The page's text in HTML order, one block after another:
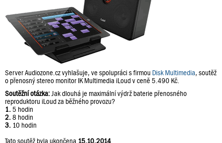
Server Audiozone.cz vyhlašuje, ve spolupráci s firmou Disk Multimedia, soutěž
o přenosný stereo monitor IK Multimedia iLoud v ceně 5.490 Kč.
Soutěžní otázka: Jak dlouhá je maximální výdrž baterie přenosného
reproduktoru iLoud za běžného provozu?
1. 5 hodin
2. 8 hodin
3. 10 hodin
Tato soutěž byla ukončena 15.10.2014